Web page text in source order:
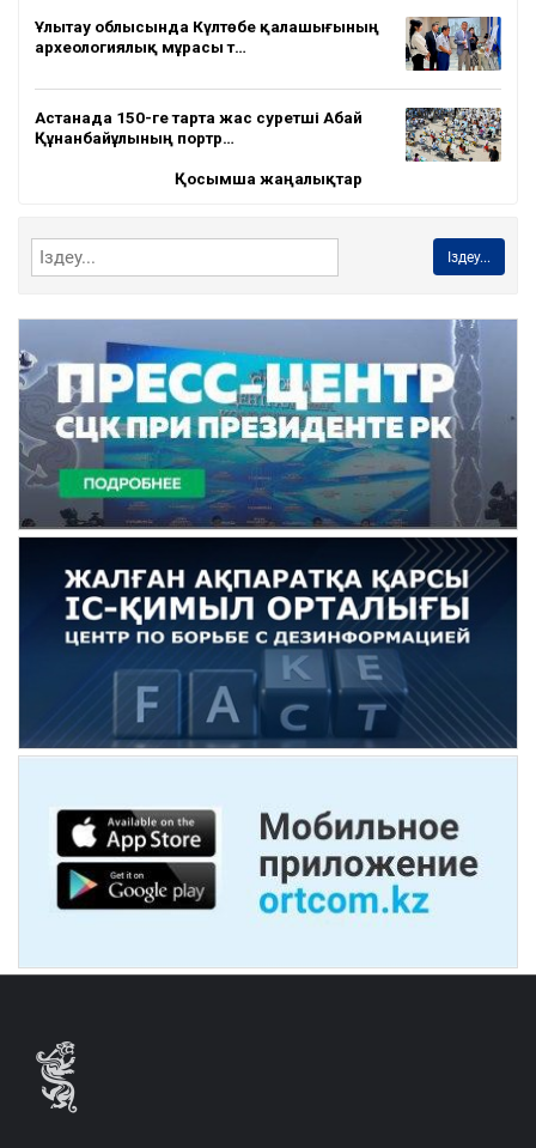
Ұлытау облысында Күлтөбе қалашығының
археологиялық мұрасы т…
Астанада 150-ге тарта жас суретші Абай
Құнанбайұлының портр…
Қосымша жаңалықтар
Іздеу...